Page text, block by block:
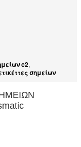
c2,
σημείων